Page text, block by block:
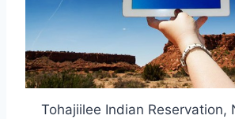
Tohajiilee Indian Reservation,